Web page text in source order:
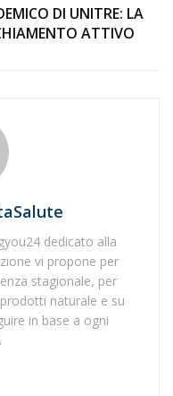
DI UNITRE: LA
ATTIVO
dedicato alla
vi propone per
stagionale, per
naturale e su
in base a ogni